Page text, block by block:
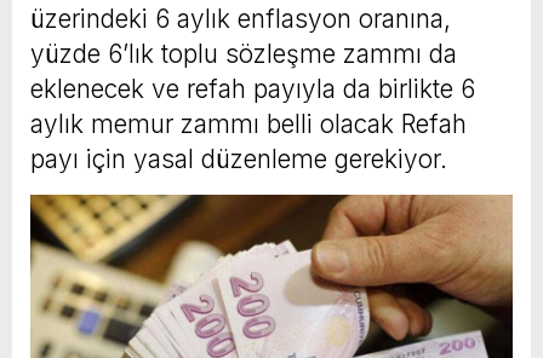
üzerindeki 6 aylık enflasyon oranına,
yüzde 6’lık toplu sözleşme zammı da
eklenecek ve refah payıyla da birlikte 6
aylık memur zammı belli olacak Refah
payı için yasal düzenleme gerekiyor.